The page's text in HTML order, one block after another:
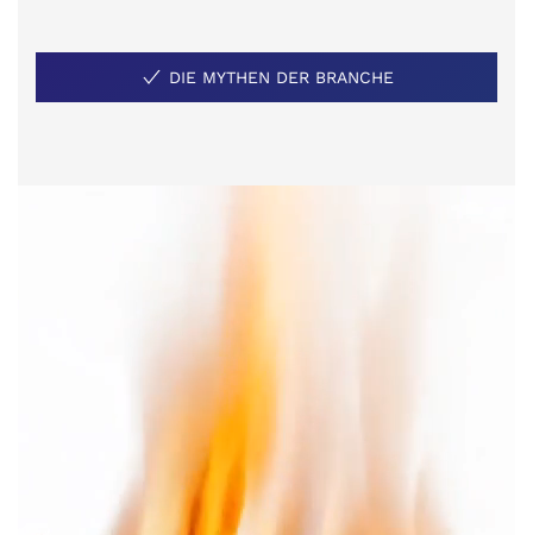
DIE MYTHEN DER BRANCHE